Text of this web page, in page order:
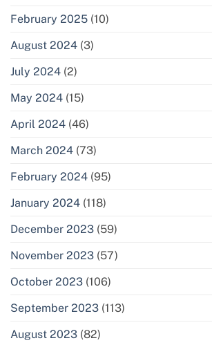
February 2025 (10)
August 2024 (3)
July 2024 (2)
May 2024 (15)
April 2024 (46)
March 2024 (73)
February 2024 (95)
January 2024 (118)
December 2023 (59)
November 2023 (57)
October 2023 (106)
September 2023 (113)
August 2023 (82)